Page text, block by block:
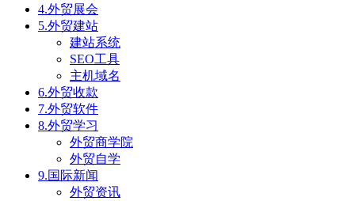
4.外贸展会
5.外贸建站
建站系统
SEO工具
主机域名
6.外贸收款
7.外贸软件
8.外贸学习
外贸商学院
外贸自学
9.国际新闻
外贸资讯